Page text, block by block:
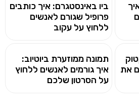
ביו באינסטגרם: איך כותבים
פרופיל שגורם לאנשים
ללחוץ על עקוב
את
תמונה ממוזערת ביוטיוב:
איך גורמים לאנשים ללחוץ
על הסרטון שלכם